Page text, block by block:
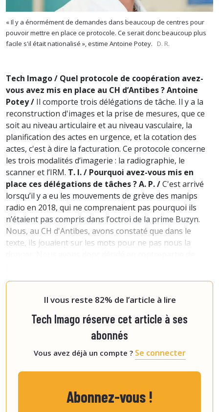
« Il y a énormément de demandes dans beaucoup de centres pour
pouvoir mettre en place ce protocole. Ce serait donc beaucoup plus
facile s'il était nationalisé », estime Antoine Potey.
D. R.
Tech Imago / Quel protocole de coopération avez-
vous avez mis en place au CH d’Antibes ?Antoine
Potey / Il comporte trois délégations de tâche. Il y a la
reconstruction d'images et la prise de mesures, que ce
soit au niveau articulaire et au niveau vasculaire, la
planification des actes en urgence, et la cotation des
actes, c'est à dire la facturation. Ce protocole concerne
les trois modalités d’imagerie : la radiographie, le
scanner et l’IRM. T. I. / Pourquoi avez-vous mis en
place ces délégations de tâches ?A. P. /C'est arrivé
lorsqu’il y a eu les mouvements de grève des manips
radio en 2018, qui ne comprenaient pas pourquoi ils
n’étaient pas compris dans l’octroi de la prime Buzyn.
Nous, au CH d'Antibes, avons constaté que dans le
texte, ils jouaient sur les mots pour ne pas nous la
qu'on allait arrêter de faire ce qu’on n’était pas censé
Il vous reste 82% de l’article à lire
Tech Imago réserve cet article à ses
abonnés
Vous avez déjà un compte ? Se connecter
Abonnez-vous !